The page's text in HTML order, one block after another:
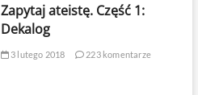
Zapytaj ateistę. Część 1:
Dekalog
3 lutego 2018 223 komentarze